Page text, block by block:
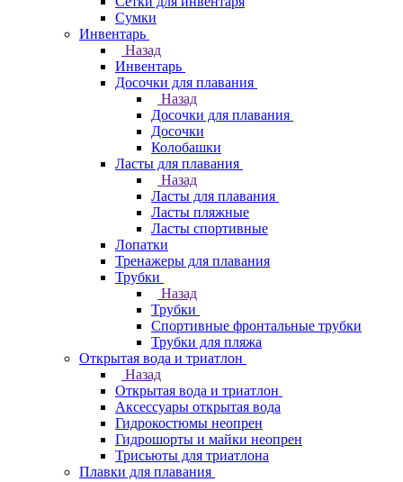
Сумки
Инвентарь
Назад
Инвентарь
Досочки для плавания
Назад
Досочки для плавания
Досочки
Колобашки
Ласты для плавания
Назад
Ласты для плавания
Ласты пляжные
Ласты спортивные
Лопатки
Тренажеры для плавания
Трубки
Назад
Трубки
Спортивные фронтальные трубки
Трубки для пляжа
Открытая вода и триатлон
Назад
Открытая вода и триатлон
Аксессуары открытая вода
Гидрокостюмы неопрен
Гидрошорты и майки неопрен
Трисьюты для триатлона
Плавки для плавания